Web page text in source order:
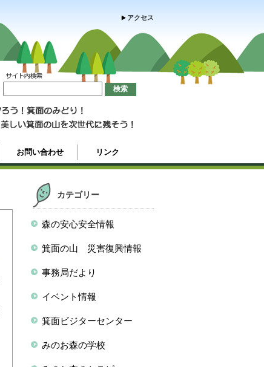
アクセス
お問い合わせ リンク
カテゴリー
森の安心安全情報
箕面の山 災害復興情報
事務局だより
イベント情報
箕面ビジターセンター
みのお森の学校